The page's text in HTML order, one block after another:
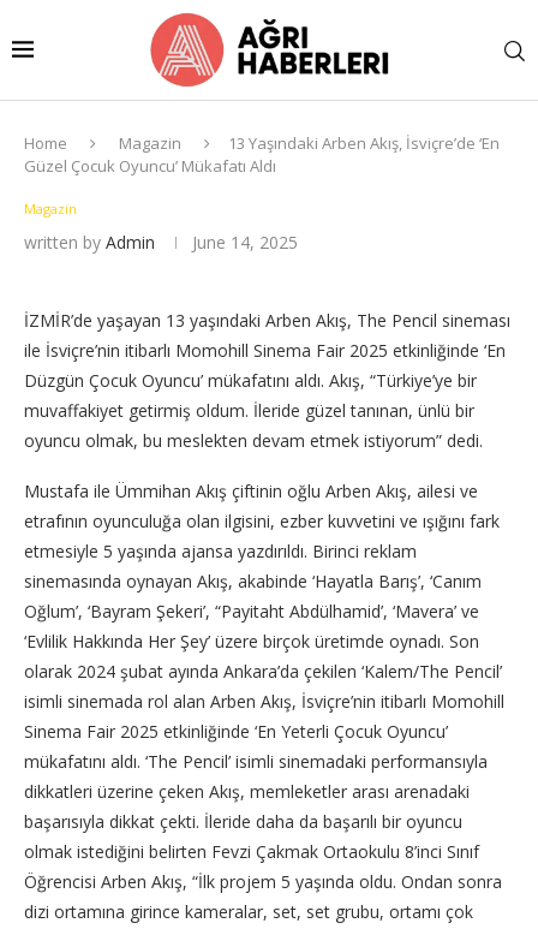
Home Magazin
13 Yaşındaki Arben Akış, İsviçre’de ‘En
Güzel Çocuk Oyuncu’ Mükafatı Aldı
Magazin
written by Admin June 14, 2025
İZMİR’de yaşayan 13 yaşındaki Arben Akış, The Pencil sineması
ile İsviçre’nin itibarlı Momohill Sinema Fair 2025 etkinliğinde ‘En
Düzgün Çocuk Oyuncu’ mükafatını aldı. Akış, “Türkiye’ye bir
muvaffakiyet getirmiş oldum. İleride güzel tanınan, ünlü bir
oyuncu olmak, bu meslekten devam etmek istiyorum” dedi.
Mustafa ile Ümmihan Akış çiftinin oğlu Arben Akış, ailesi ve
etrafının oyunculuğa olan ilgisini, ezber kuvvetini ve ışığını fark
etmesiyle 5 yaşında ajansa yazdırıldı. Birinci reklam
sinemasında oynayan Akış, akabinde ‘Hayatla Barış’, ‘Canım
Oğlum’, ‘Bayram Şekeri’, “Payitaht Abdülhamid’, ‘Mavera’ ve
‘Evlilik Hakkında Her Şey’ üzere birçok üretimde oynadı. Son
olarak 2024 şubat ayında Ankara’da çekilen ‘Kalem/The Pencil’
isimli sinemada rol alan Arben Akış, İsviçre’nin itibarlı Momohill
Sinema Fair 2025 etkinliğinde ‘En Yeterli Çocuk Oyuncu’
mükafatını aldı. ‘The Pencil’ isimli sinemadaki performansıyla
dikkatleri üzerine çeken Akış, memleketler arası arenadaki
başarısıyla dikkat çekti. İleride daha da başarılı bir oyuncu
olmak istediğini belirten Fevzi Çakmak Ortaokulu 8’inci Sınıf
Öğrencisi Arben Akış, “İlk projem 5 yaşında oldu. Ondan sonra
dizi ortamına girince kameralar, set, set grubu, ortamı çok